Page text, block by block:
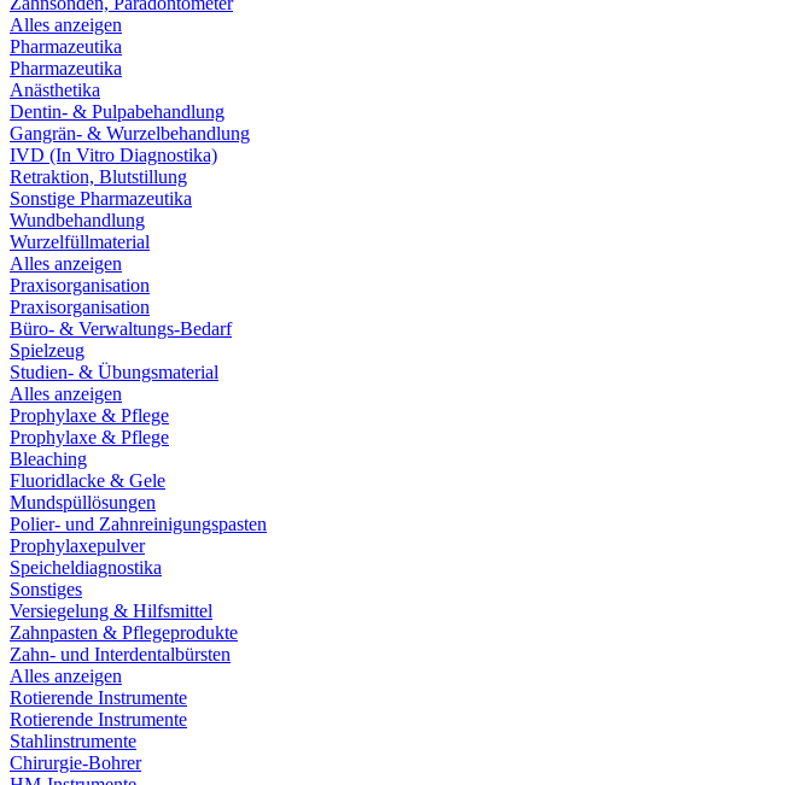
Alles anzeigen
Pharmazeutika
Pharmazeutika
Anästhetika
Dentin- & Pulpabehandlung
Gangrän- & Wurzelbehandlung
IVD (In Vitro Diagnostika)
Retraktion, Blutstillung
Sonstige Pharmazeutika
Wundbehandlung
Wurzelfüllmaterial
Alles anzeigen
Praxisorganisation
Praxisorganisation
Büro- & Verwaltungs-Bedarf
Spielzeug
Studien- & Übungsmaterial
Alles anzeigen
Prophylaxe & Pflege
Prophylaxe & Pflege
Bleaching
Fluoridlacke & Gele
Mundspüllösungen
Polier- und Zahnreinigungspasten
Prophylaxepulver
Speicheldiagnostika
Sonstiges
Versiegelung & Hilfsmittel
Zahnpasten & Pflegeprodukte
Zahn- und Interdentalbürsten
Alles anzeigen
Rotierende Instrumente
Rotierende Instrumente
Stahlinstrumente
Chirurgie-Bohrer